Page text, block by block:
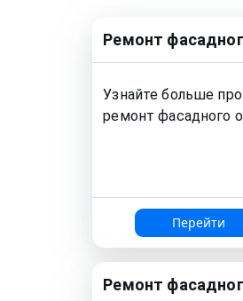
Ремонт
Узнайте больше про
ремонтфасадного
Перейти
Ремонт